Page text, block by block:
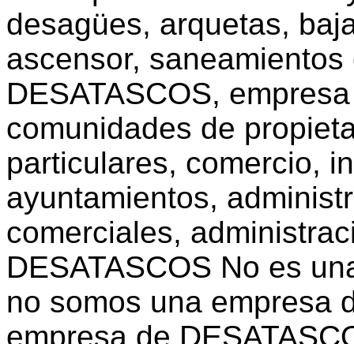
desagües, arquetas,
ascensor,
DESATASCOS,
comunidades de
particulares, comercio,
ayuntamientos,
comerciales,
DESATASCOS No es
no somos una empresa
empresa de